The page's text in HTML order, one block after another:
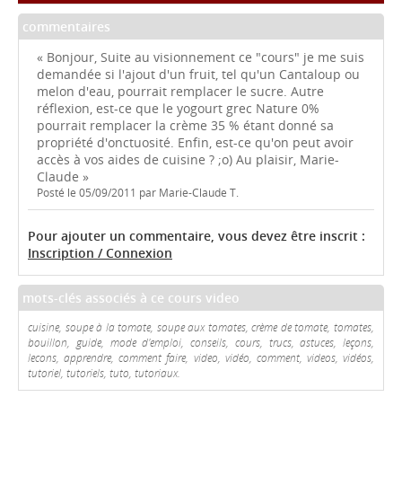
commentaires
« Bonjour, Suite au visionnement ce "cours" je me suis
demandée si l'ajout d'un fruit, tel qu'un Cantaloup ou
melon d'eau, pourrait remplacer le sucre. Autre
réflexion, est-ce que le yogourt grec Nature 0%
pourrait remplacer la crème 35 % étant donné sa
propriété d'onctuosité. Enfin, est-ce qu'on peut avoir
accès à vos aides de cuisine ? ;o) Au plaisir, Marie-
Claude »
Posté le 05/09/2011 par Marie-Claude T.
Pour ajouter un commentaire, vous devez être inscrit :
Inscription / Connexion
mots-clés associés à ce cours video
cuisine, soupe à la tomate, soupe aux tomates, crème de tomate, tomates,
bouillon, guide, mode d'emploi, conseils, cours, trucs, astuces, leçons,
lecons, apprendre, comment faire, video, vidéo, comment, videos, vidéos,
tutoriel, tutoriels, tuto, tutoriaux.